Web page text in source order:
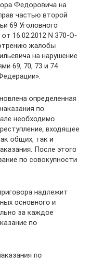
Федоровича на
частью второй
69 Уголовного
16.02.2012 N 370-О-
жалобы
на нарушение
69, 70, 73 и 74
определенная
по
необходимо
входящее
общих, так и
После этого
по совокупности
надлежит
основного и
за каждое
по
по